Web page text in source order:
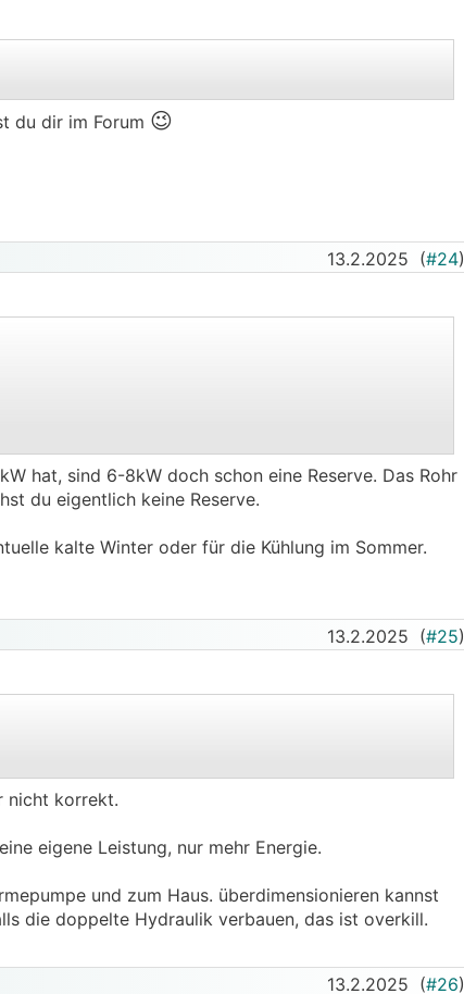
du dir im Forum 😉
13.2.2025 (#24)
Ich werde aber eher ein 9-12 kW
hat, sind 6-8kW doch schon eine Reserve. Das Rohr
du eigentlich keine Reserve.
kalte Winter oder für die Kühlung im Sommer.
13.2.2025 (#25)
nicht korrekt.
eigene Leistung, nur mehr Energie.
und zum Haus. überdimensionieren kannst
die doppelte Hydraulik verbauen, das ist overkill.
13.2.2025 (#26)